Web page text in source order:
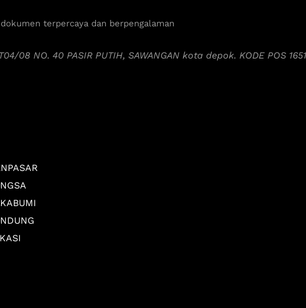
terpercaya dan berpengalaman
08 NO. 40 PASIR PUTIH, SAWANGAN kota depok. KODE POS